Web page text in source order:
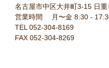
名古屋市中区大井町3-15 日
営業時間 月〜金 8:30 -
TEL 052-304-8169
FAX 052-304-8269